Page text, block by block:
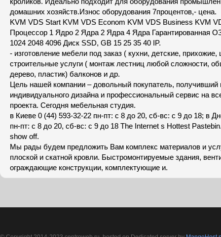
домашних хозяйств.Износ оборудования 7процентов,- цена.
KVM VDS Start KVM VDS Econom KVM VDS Business KVM
Процессор 1 Ядро 2 Ядрa 2 Ядра 4 Ядра Гарантированная
1024 2048 4096 Диск SSD, GB 15 25 35 40 IP.
- изготовление мебели под заказ ( кухни, детские,
строительные услуги ( монтаж лестниц любой сложности,
дерево, пластик) балконов и др.
Цель нашей компании – довольный покупатель, получивший
индивидуального дизайна и профессиональный сервис на
проекта. Сегодня мебельная студия.
в Киеве 0 (44) 593-32-22 пн-пт: с 8 до 20, сб-вс: с 9 до 18; в
пн-пт: с 8 до 20, сб-вс: с 9 до 18 The Internet s Hottest
show off.
Мы рады будем предложить Вам комплекс материалов и
плоской и скатной кровли. Быстромонтируемые здания,
ограждающие конструкции, комплектующие и.